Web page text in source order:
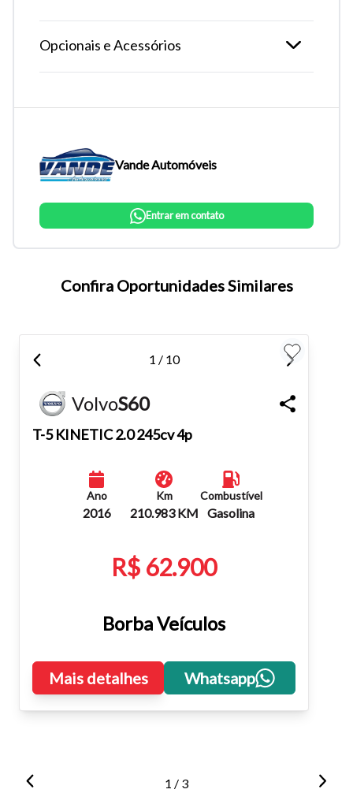
Tamanho do texto
atalhos Ctrl+ (para aumentar) e Ctrl- (para diminuir) no seu
teclado.
Fechar
Opcionais e Acessórios
Vande Automóveis
Entrar em contato
Confira Oportunidades Similares
1 / 10
VolvoS60
T-5 KINETIC 2.0 245cv 4p
Ano
2016
Km
210.983 KM
Combustível
Gasolina
R$ 62.900
Borba Veículos
Mais detalhes Whatsapp
1 / 3